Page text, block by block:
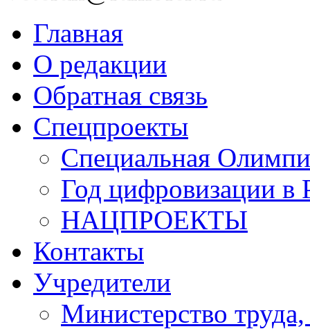
Главная
О редакции
Обратная связь
Спецпроекты
Специальная
Год цифровизации в
НАЦПРОЕКТЫ
Контакты
Учредители
Министерство